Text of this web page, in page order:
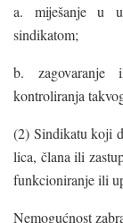
a. miješanje u
sindikatom;
b. zagovaranje
kontroliranja
(2) Sindikatu koji
lica, člana ili
funkcioniranje ili
Nemogućnost